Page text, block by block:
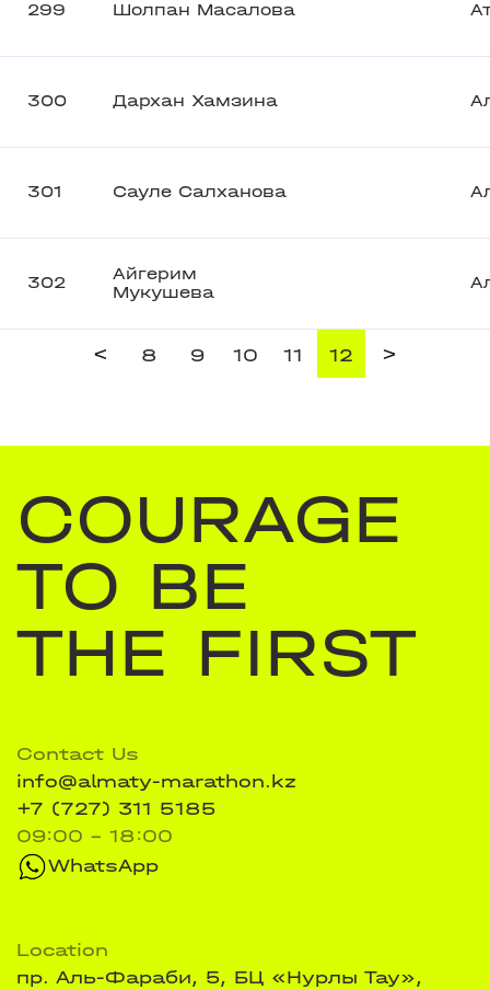
299 Шолпан Масалова
300 Дархан Хамзина
301 Сауле Салханова
302
Айгерим
Мукушева
< 8 9 10 11 12 >
COURAGE
TO BE
THE FIRST
Contact Us
info@almaty-marathon.kz
+7 (727) 311 5185
09:00 - 18:00
WhatsApp
Location
пр. Аль-Фараби, 5, БЦ «Нурлы Тау»,